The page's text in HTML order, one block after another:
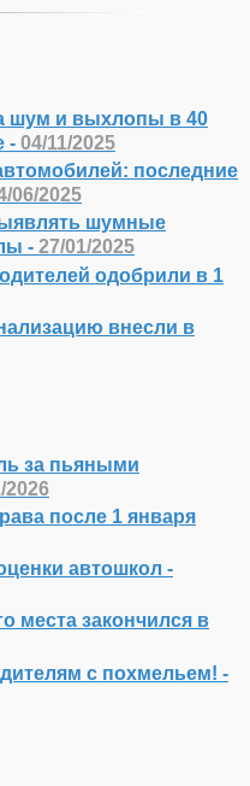
шум и выхлопы в 40
- 04/11/2025
последние
06/2025
шумные
- 27/01/2025
одобрили в 1
внесли в
за пьяными
2026
после 1 января
автошкол -
места закончился в
с похмельем! -